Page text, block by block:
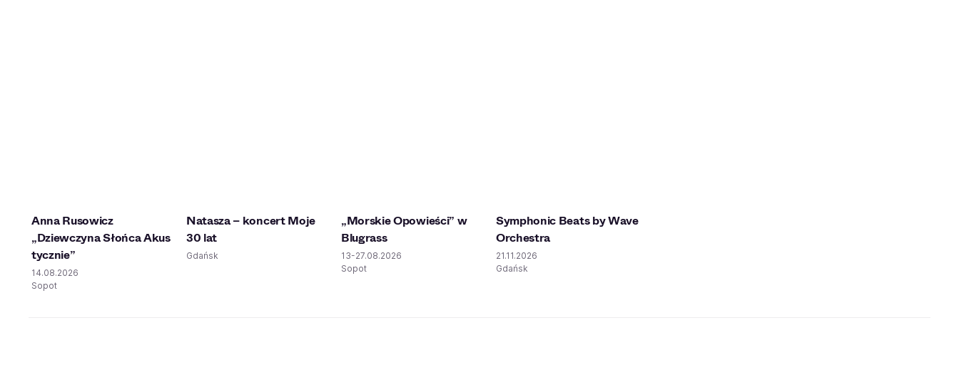
Anna Rusowicz
„Dziewczyna Słońca Akus
tycznie”
14.08.2026
Sopot
Natasza – koncert Moje
30 lat
Gdańsk
„Morskie Opowieści” w
Blugrass
13-27.08.2026
Sopot
Symphonic Beats by Wave
Orchestra
21.11.2026
Gdańsk